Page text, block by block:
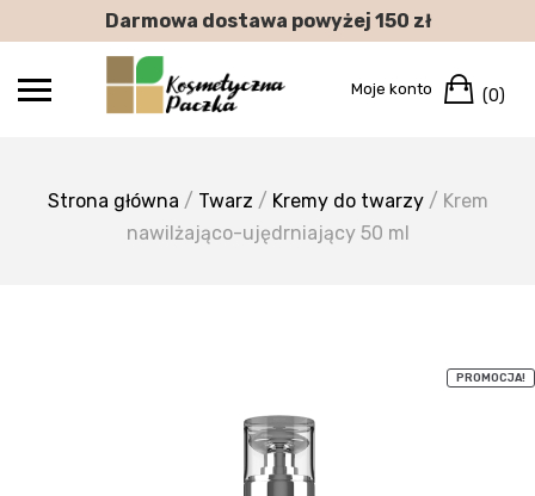
to
Darmowa dostawa powyżej 150 zł
Moje konto (0)
Strona główna / Twarz / Kremy do twarzy/ Krem
nawilżająco-ujędrniający 50 ml
PROMOCJA!